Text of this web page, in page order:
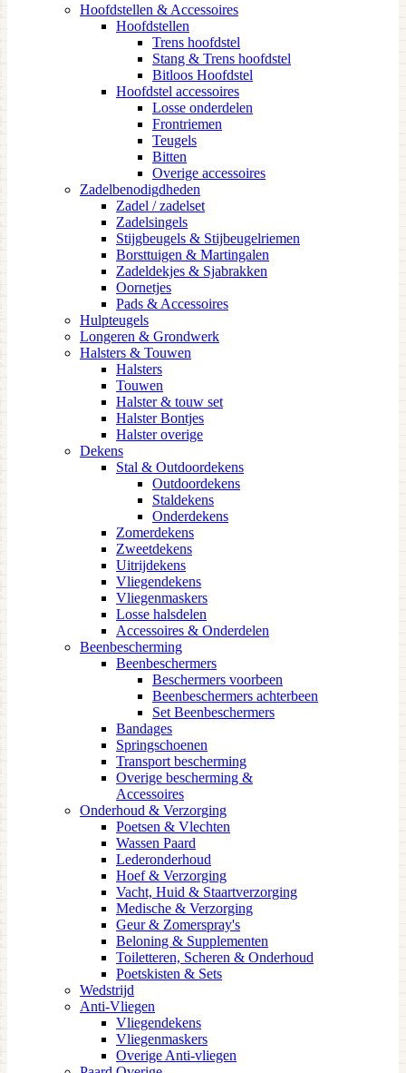
Hoofdstellen & Accessoires
Hoofdstellen
Trens hoofdstel
Stang & Trens hoofdstel
Bitloos Hoofdstel
Hoofdstel accessoires
Losse onderdelen
Frontriemen
Teugels
Bitten
Overige accessoires
Zadelbenodigdheden
Zadel / zadelset
Zadelsingels
Stijgbeugels & Stijbeugelriemen
Borsttuigen & Martingalen
Zadeldekjes & Sjabrakken
Oornetjes
Pads & Accessoires
Hulpteugels
Longeren & Grondwerk
Halsters & Touwen
Halsters
Touwen
Halster & touw set
Halster Bontjes
Halster overige
Dekens
Stal & Outdoordekens
Outdoordekens
Staldekens
Onderdekens
Zomerdekens
Zweetdekens
Uitrijdekens
Vliegendekens
Vliegenmaskers
Losse halsdelen
Accessoires & Onderdelen
Beenbescherming
Beenbeschermers
Beschermers voorbeen
Beenbeschermers achterbeen
Set Beenbeschermers
Bandages
Springschoenen
Transport bescherming
Overige bescherming &
Accessoires
Onderhoud & Verzorging
Poetsen & Vlechten
Wassen Paard
Lederonderhoud
Hoef & Verzorging
Vacht, Huid & Staartverzorging
Medische & Verzorging
Geur & Zomerspray's
Beloning & Supplementen
Toiletteren, Scheren & Onderhoud
Poetskisten & Sets
Wedstrijd
Anti-Vliegen
Vliegendekens
Vliegenmaskers
Overige Anti-vliegen